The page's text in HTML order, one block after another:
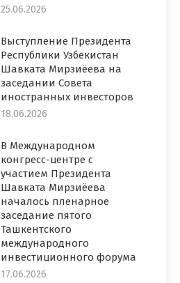
25.06.2026
Выступление Президента
Республики Узбекистан
Шавката Мирзиёева на
заседании Совета
иностранных инвесторов
18.06.2026
В Международном
конгресс-центре с
участием Президента
Шавката Мирзиёева
началось пленарное
заседание пятого
Ташкентского
международного
инвестиционного форума
17.06.2026